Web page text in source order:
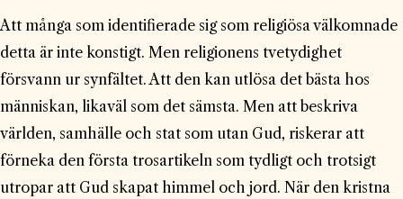
Att många som identifierade sig som religiösa välkomnade
detta är inte konstigt. Men religionens tvetydighet
försvann ur synfältet. Att den kan utlösa det bästa hos
människan, likaväl som det sämsta. Men att beskriva
världen, samhälle och stat som utan Gud, riskerar att
förneka den första trosartikeln som tydligt och trotsigt
utropar att Gud skapat himmel och jord. När den kristna